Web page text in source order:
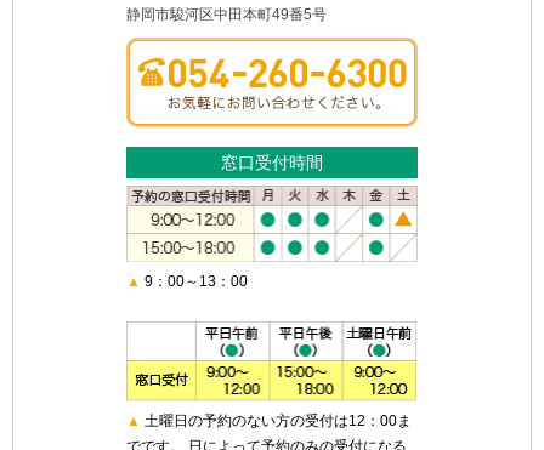
静岡市駿河区中田本町49番5号
窓口受付時間
▲ 9：00～13：00
▲ 土曜日の予約のない方の受付は12：00ま
でです。 日によって予約のみの受付になる